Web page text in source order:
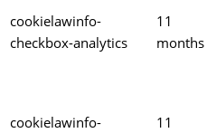
cookielawinfo-
checkbox-analytics
11
months
cookielawinfo-
11